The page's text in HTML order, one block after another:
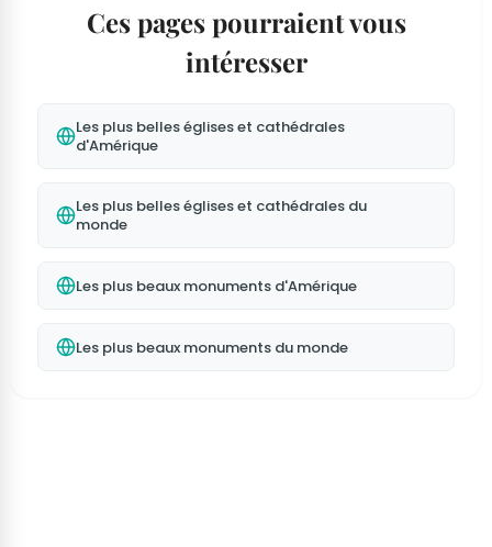
Ces pages pourraient vous
intéresser
Les plus belles églises et cathédrales
d'Amérique
Les plus belles églises et cathédrales du
monde
Les plus beaux monuments d'Amérique
Les plus beaux monuments du monde